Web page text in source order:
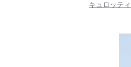
キュロッテ